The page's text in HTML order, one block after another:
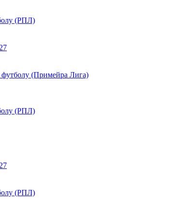
(РПЛ)
(Примейра Лига)
(РПЛ)
(РПЛ)